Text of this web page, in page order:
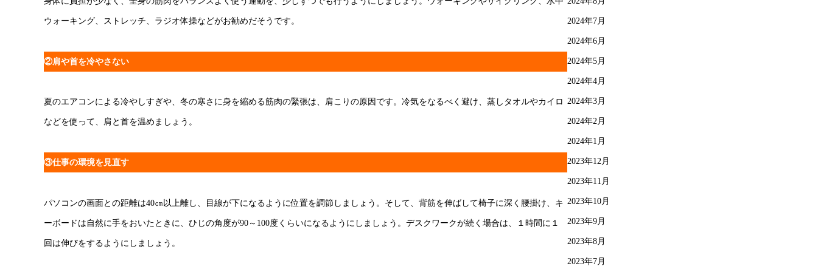
ウォーキング、ストレッチ、ラジオ体操などがお勧めだそうです。
②肩や首を冷やさない
夏のエアコンによる冷やしすぎや、冬の寒さに身を縮める筋肉の緊張は、肩こりの原因です。冷気をなるべく避け、蒸しタオルやカイロ
などを使って、肩と首を温めましょう。
③仕事の環境を見直す
パソコンの画面との距離は40㎝以上離し、目線が下になるように位置を調節しましょう。そして、背筋を伸ばして椅子に深く腰掛け、キ
ーボードは自然に手をおいたときに、ひじの角度が90～100度くらいになるようにしましょう。デスクワークが続く場合は、１時間に１
回は伸びをするようにしましょう。
2024年7月
2024年6月
2024年5月
2024年4月
2024年3月
2024年2月
2024年1月
2023年12月
2023年11月
2023年10月
2023年9月
2023年8月
2023年7月